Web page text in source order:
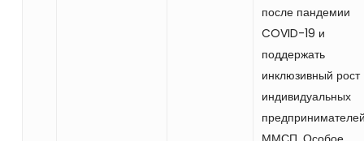
после пандемии
COVID-19 и
поддержать
инклюзивный рост
индивидуальных